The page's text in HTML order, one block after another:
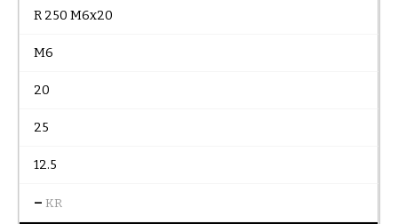
R 250 M6x20
M6
20
25
12.5
– KR